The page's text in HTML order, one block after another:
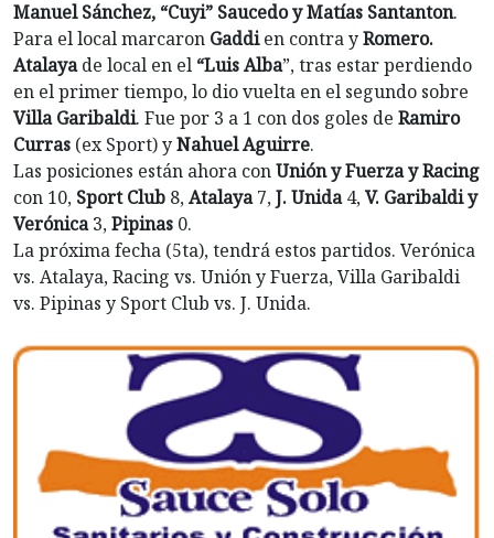
Manuel Sánchez, “Cuyi” Saucedo y Matías Santanton.
Para el local marcaron Gaddien contra yRomero.
Atalayade local en el “Luis Alba”, tras estar perdiendo
en el primer tiempo, lo dio vuelta en el segundo sobre
Villa Garibaldi. Fue por 3 a 1 con dos goles de Ramiro
Curras (ex Sport) yNahuel Aguirre.
Las posiciones están ahora conUnión y Fuerza y Racing
con 10, Sport Club 8,Atalaya7,J. Unida4,V. Garibaldi y
Verónica3,Pipinas 0.
La próxima fecha (5ta), tendrá estos partidos. Verónica
vs. Atalaya, Racing vs. Unión y Fuerza, Villa Garibaldi
vs. Pipinas y Sport Club vs. J. Unida.